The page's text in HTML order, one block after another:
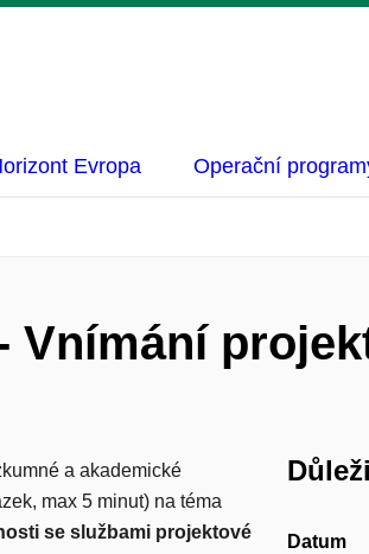
Evropa Operační
Vnímání
a akademické
max 5 minut) na téma
se službami projektové
Datum